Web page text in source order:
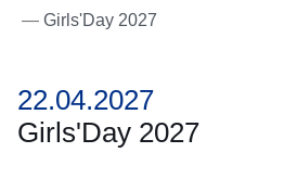
Girls'Day 2027
22.04.2027
Girls'Day 2027